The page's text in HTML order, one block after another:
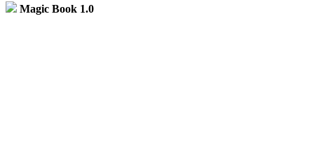
Magic Book 1.0